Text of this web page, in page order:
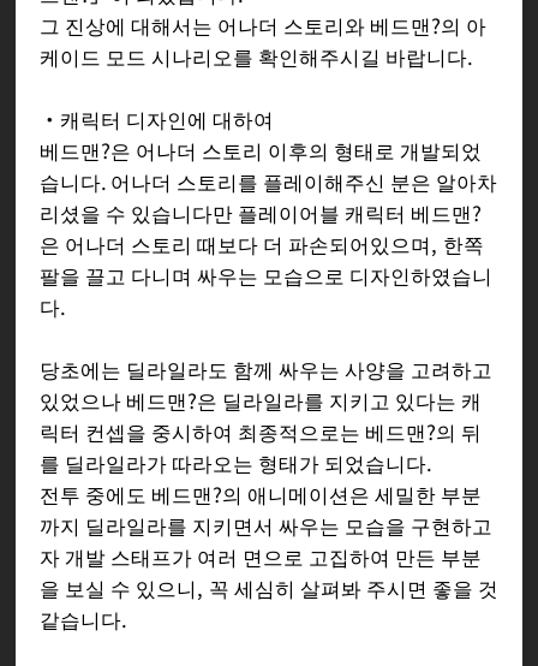
그 진상에 대해서는 어나더 스토리와 베드맨?의 아
케이드 모드 시나리오를 확인해주시길 바랍니다.
・캐릭터 디자인에 대하여
베드맨?은 어나더 스토리 이후의 형태로 개발되었
습니다. 어나더 스토리를 플레이해주신 분은 알아차
리셨을 수 있습니다만 플레이어블 캐릭터 베드맨?
은 어나더 스토리 때보다 더 파손되어있으며, 한쪽
팔을 끌고 다니며 싸우는 모습으로 디자인하였습니
다.
당초에는 딜라일라도 함께 싸우는 사양을 고려하고
있었으나 베드맨?은 딜라일라를 지키고 있다는 캐
릭터 컨셉을 중시하여 최종적으로는 베드맨?의 뒤
를 딜라일라가 따라오는 형태가 되었습니다.
전투 중에도 베드맨?의 애니메이션은 세밀한 부분
까지 딜라일라를 지키면서 싸우는 모습을 구현하고
자 개발 스태프가 여러 면으로 고집하여 만든 부분
을 보실 수 있으니, 꼭 세심히 살펴봐 주시면 좋을 것
같습니다.